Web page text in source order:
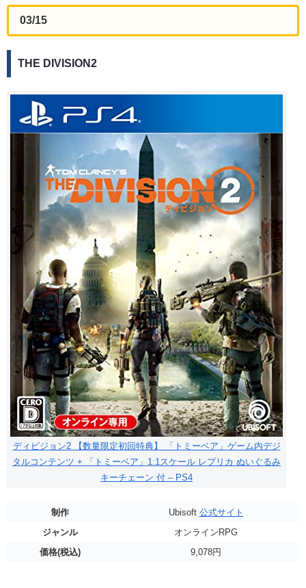
03/15
THE DIVISION2
ディビジョン2 【数量限定初回特典】 「トミーベア」ゲーム内デジ
タルコンテンツ + 「トミーベア」1:1スケール レプリカ ぬいぐるみ
キーチェーン 付 – PS4
制作 Ubisoft 公式サイト
ジャンル
オンラインRPG
価格(税込)
9,078円